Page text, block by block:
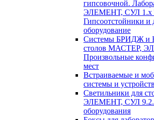
гипсовочной.
ЭЛЕМЕНТ, СУЛ
Гипсоотстойники и
оборудование
Системы БРИДЖ и
столов МАСТЕР,
Произвольные
мест
Встраиваемые и
системы и
Светильники для
ЭЛЕМЕНТ, СУЛ 9.2.
оборудования